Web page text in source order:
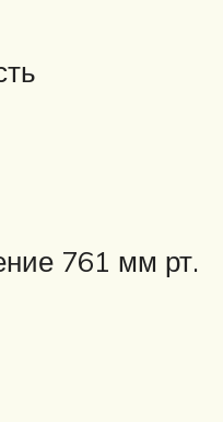
761 мм рт.